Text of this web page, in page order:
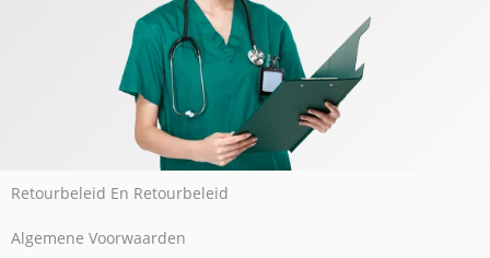
Retourbeleid En Retourbeleid
Algemene Voorwaarden